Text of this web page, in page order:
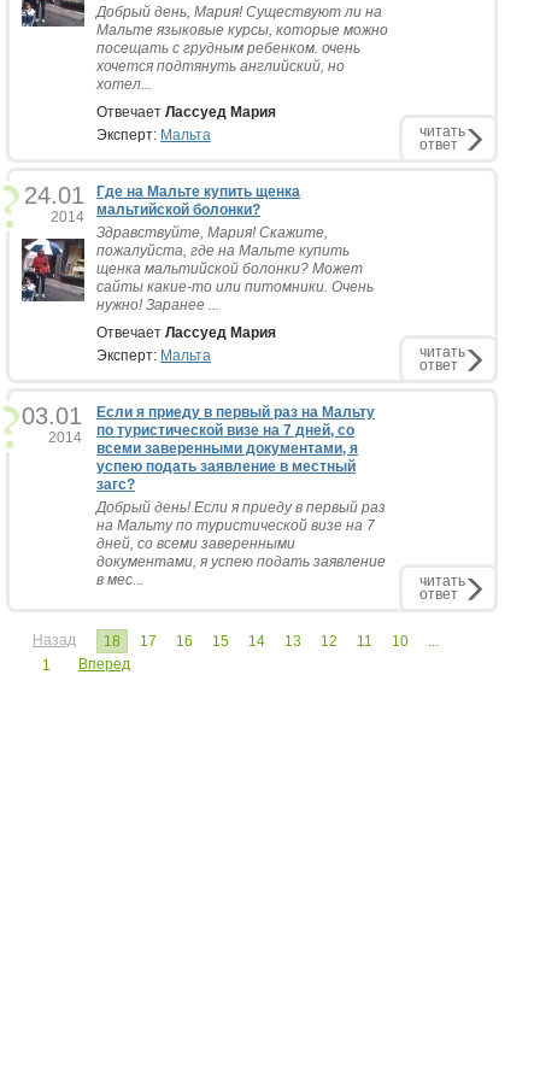
Добрый день, Мария! Существуют ли на
Мальте языковые курсы, которые можно
посещать с грудным ребенком. очень
хочется подтянуть английский, но
хотел...
Отвечает Лассуед Мария
Эксперт: Мальта читать
ответ
24.01
2014
Где на Мальте купить щенка
мальтийской болонки?
Здравствуйте, Мария! Скажите,
пожалуйста, где на Мальте купить
щенка мальтийской болонки? Может
сайты какие-то или питомники. Очень
нужно! Заранее ...
Отвечает Лассуед Мария
Эксперт: Мальта читать
ответ
03.01
2014
Если я приеду в первый раз на Мальту
по туристической визе на 7 дней, со
всеми заверенными документами, я
успею подать заявление в местный
загс?
Добрый день! Если я приеду в первый раз
на Мальту по туристической визе на 7
дней, со всеми заверенными
документами, я успею подать заявление
в мес...
читать
ответ
Назад 18 17 16 15 14 13 12 11 10
...
1
Вперед